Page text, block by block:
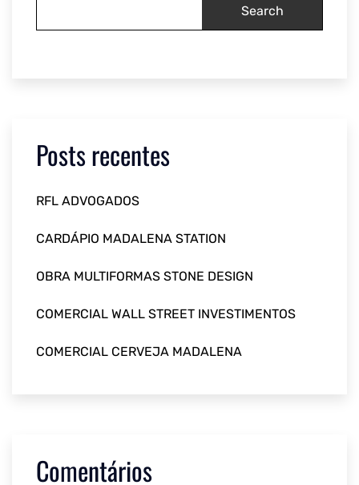
Search
Posts recentes
RFL ADVOGADOS
CARDÁPIO MADALENA STATION
OBRA MULTIFORMAS STONE DESIGN
COMERCIAL WALL STREET INVESTIMENTOS
COMERCIAL CERVEJA MADALENA
Comentários